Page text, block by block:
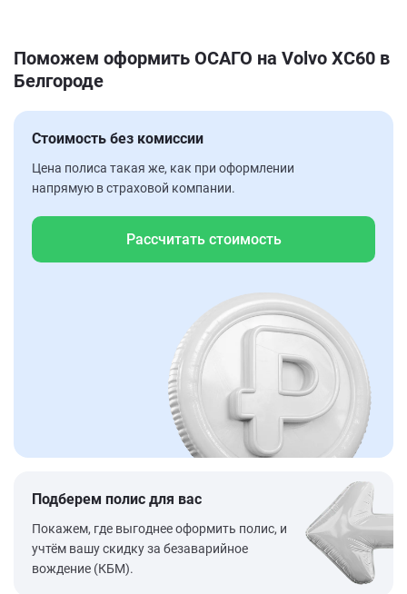
Поможем оформить ОСАГО на Volvo XC60 в
Белгороде
Стоимость без комиссии
Цена полиса такая же, как при оформлении
напрямую в страховой компании.
Рассчитать стоимость
Подберем полис для вас
Покажем, где выгоднее оформить полис, и
учтём вашу скидку за безаварийное
вождение (КБМ).